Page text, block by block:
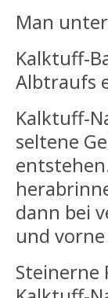
Man
Kalktuff-
Albtraufs
Kalktuff-
seltene
dann bei
und
Steinerne